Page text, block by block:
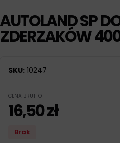
AUTOLAND SP
ZDERZAKÓW
SKU: 10247
CENA BRUTTO
16,50zł
Brak